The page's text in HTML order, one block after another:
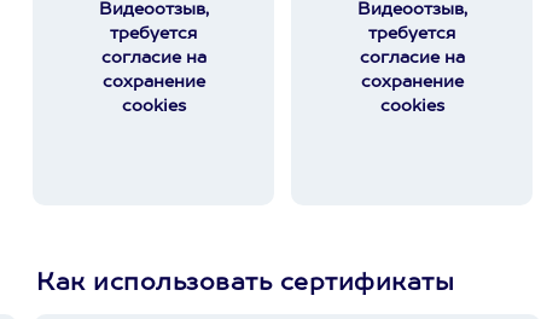
Видеоотзыв,
требуется
согласие на
сохранение
cookies
Видеоотзыв,
требуется
согласие на
сохранение
cookies
Как использовать сертификаты